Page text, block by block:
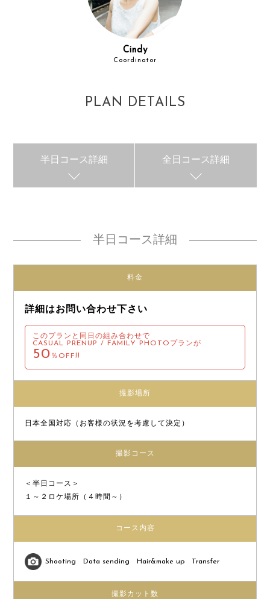
Cindy
Coordinator
PLAN DETAILS
半日コース詳細 全日コース詳細
半日コース詳細
料金
詳細はお問い合わせ下さい
このプランと同日の組み合わせで
CASUAL PRENUP / FAMILY PHOTOプランが
50 ％OFF!!
撮影場所
日本全国対応（お客様の状況を考慮して決定）
撮影コース
＜半日コース＞
１～２ロケ場所（４時間～）
コース内容
Shooting Data sending Hair&make up Transfer
撮影カット数